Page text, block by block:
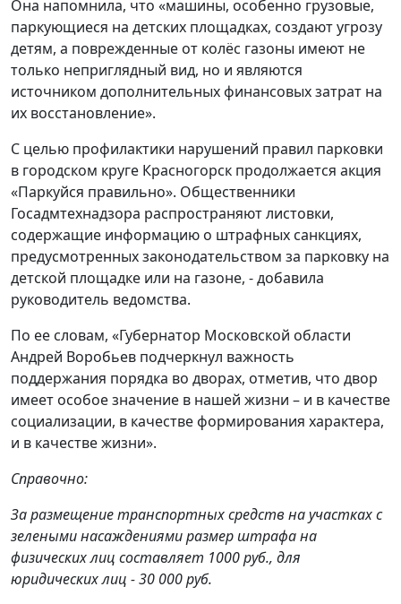
Она напомнила, что «машины, особенно грузовые,
паркующиеся на детских площадках, создают угрозу
детям, а поврежденные от колёс газоны имеют не
только неприглядный вид, но и являются
источником дополнительных финансовых затрат на
их восстановление».
С целью профилактики нарушений правил парковки
в городском круге Красногорск продолжается акция
«Паркуйся правильно». Общественники
Госадмтехнадзора распространяют листовки,
содержащие информацию о штрафных санкциях,
предусмотренных законодательством за парковку на
детской площадке или на газоне, - добавила
руководитель ведомства.
По ее словам, «Губернатор Московской области
Андрей Воробьев подчеркнул важность
поддержания порядка во дворах, отметив, что двор
имеет особое значение в нашей жизни – и в качестве
социализации, в качестве формирования характера,
и в качестве жизни».
Справочно:
За размещение транспортных средств на участках с
зелеными насаждениями размер штрафа на
физических лиц составляет 1000 руб., для
юридических лиц - 30 000 руб.